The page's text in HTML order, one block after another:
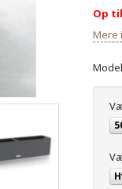
Op
Mere